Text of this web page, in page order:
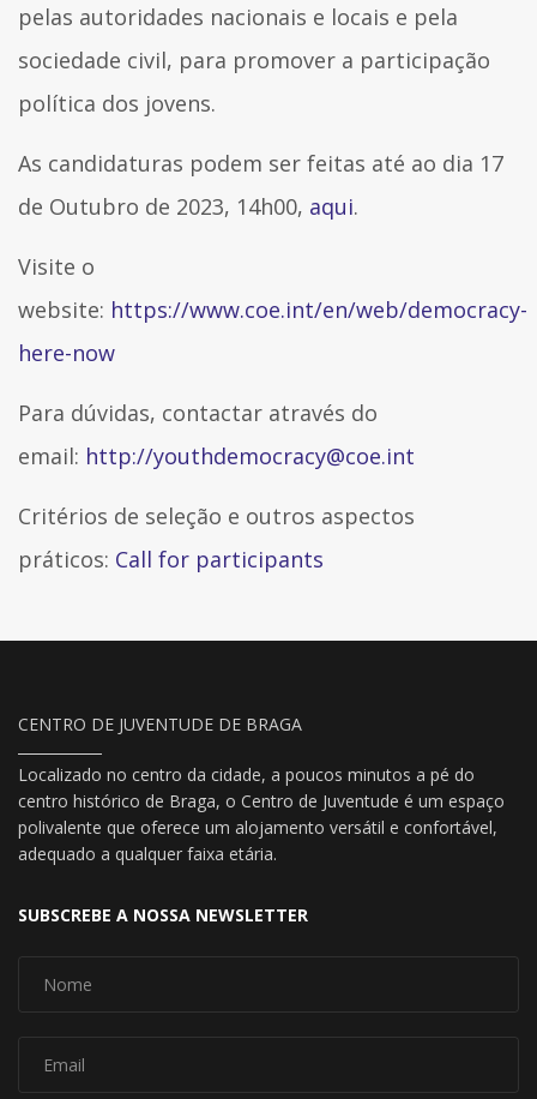
pelas autoridades nacionais e locais e pela
sociedade civil, para promover a participação
política dos jovens.
As candidaturas podem ser feitas até ao dia 17
de Outubro de 2023, 14h00, aqui.
Visite o
website: https://www.coe.int/en/web/democracy-
here-now
Para dúvidas, contactar através do
email: http://youthdemocracy@coe.int
Critérios de seleção e outros aspectos
práticos: Call for participants
CENTRO DE JUVENTUDE DE BRAGA
Localizado no centro da cidade, a poucos minutos a pé do
centro histórico de Braga, o Centro de Juventude é um espaço
polivalente que oferece um alojamento versátil e confortável,
adequado a qualquer faixa etária.
SUBSCREBE A NOSSA NEWSLETTER